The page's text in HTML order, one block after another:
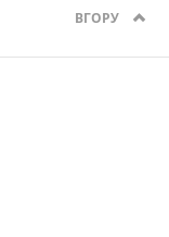
ВГОРУ